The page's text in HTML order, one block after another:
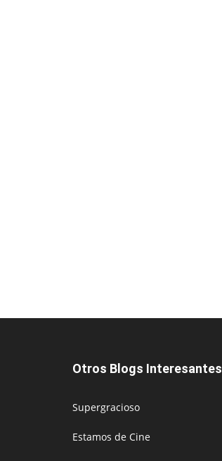
Otros Blogs Interesantes
Supergracioso
Estamos de Cine